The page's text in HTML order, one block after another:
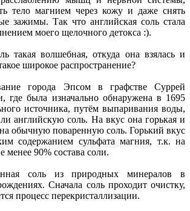
тело магнием через кожу и даже снять
зажимы. Так что английская соль стала
моего щелочного детокса :).
такая волшебная, откуда она взялась и
широкое распространение?
города Эпсом в графстве Суррей
где была изначально обнаружена в 1695
источника, путём выпаривания воды,
английскую соль. На вкус она горькая и
обычную поваренную соль. Горький вкус
содержанием сульфата магния, т.к. на
менее 90% состава соли.
соль из природных минералов в
Сначала соль проходит очистку,
процесс перекристаллизации.